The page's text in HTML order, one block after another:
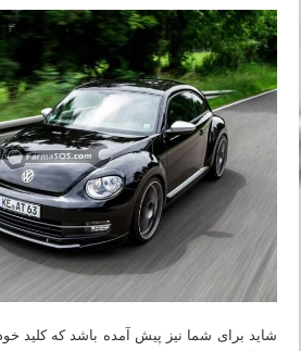
شاید برای شما نیز پیش آمده باشد که کلید